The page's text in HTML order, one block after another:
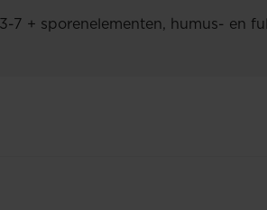
7 + sporenelementen, humus- en